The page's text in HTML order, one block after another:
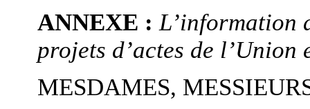
ANNEXE :L’information
projets d’actes de l’Union
MESDAMES,